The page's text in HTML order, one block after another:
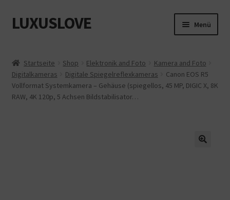
Zur
Navigation
Zum
Inhalt
LUXUSLOVE Menü
Cookie-Richtlinie (EU)
Datenschutz
Startseite Shop Elektronik and Foto
Kamera and Foto
Digitalkameras
Digitale Spiegelreflexkameras
Canon EOS R5
Vollformat Systemkamera – Gehäuse (spiegellos, 45 MP, DIGIC X, 8K
RAW, 4K 120p, 5 Achsen Bildstabilisator…